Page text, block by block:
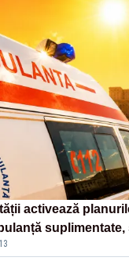
activează
și puncte de